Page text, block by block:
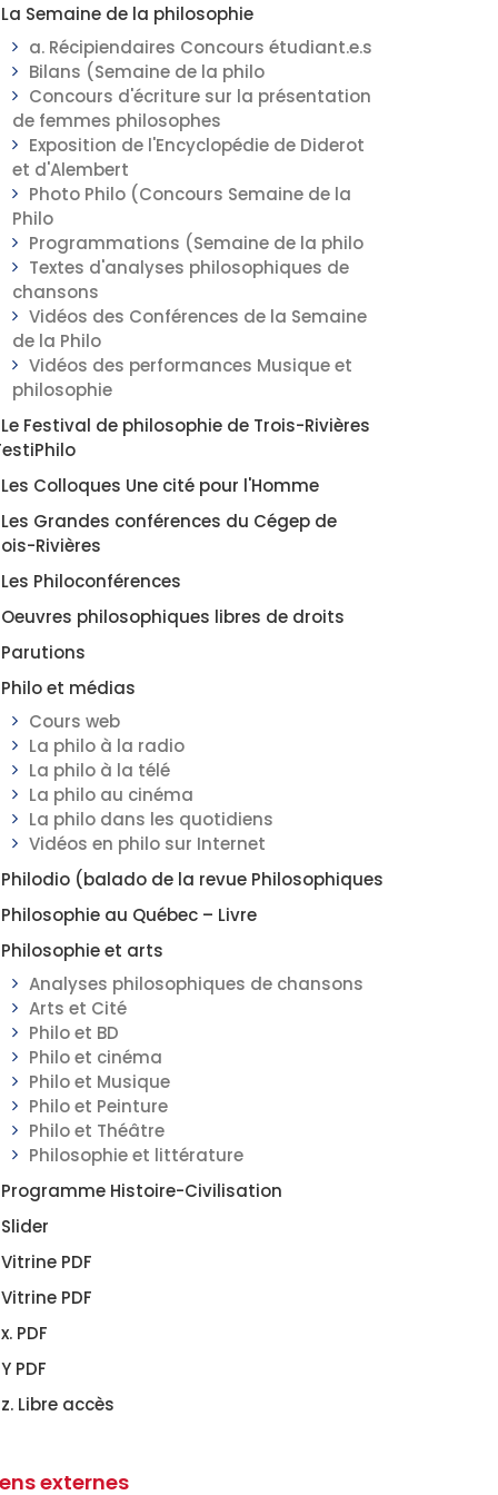
La Semaine de la philosophie
a. Récipiendaires Concours étudiant.e.s
Bilans (Semaine de la philo
Concours d'écriture sur la présentation
de femmes philosophes
Exposition de l'Encyclopédie de Diderot
et d'Alembert
Photo Philo (Concours Semaine de la
Philo
Programmations (Semaine de la philo
Textes d'analyses philosophiques de
chansons
Vidéos des Conférences de la Semaine
de la Philo
Vidéos des performances Musique et
philosophie
Le Festival de philosophie de Trois-Rivières
Les Colloques Une cité pour l'Homme
Les Grandes conférences du Cégep de
Rivières
Les Philoconférences
Oeuvres philosophiques libres de droits
Parutions
Philo et médias
Cours web
La philo à la radio
La philo à la télé
La philo au cinéma
La philo dans les quotidiens
Vidéos en philo sur Internet
Philodio (balado de la revue Philosophiques
Philosophie au Québec – Livre
Philosophie et arts
Analyses philosophiques de chansons
Arts et Cité
Philo et BD
Philo et cinéma
Philo et Musique
Philo et Peinture
Philo et Théâtre
Philosophie et littérature
Programme Histoire-Civilisation
Slider
Vitrine PDF
Vitrine PDF
x. PDF
Y PDF
z. Libre accès
externes